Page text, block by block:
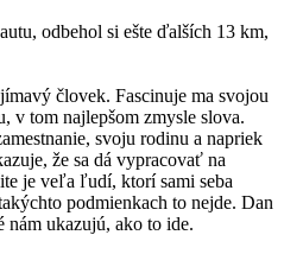
odbehol si ešte ďalších 13 km,
človek. Fascinuje ma svojou
v tom najlepšom zmysle slova.
svoju rodinu a napriek
že sa dá vypracovať na
je veľa ľudí, ktorí sami seba
podmienkach to nejde. Dan
nám ukazujú, ako to ide.